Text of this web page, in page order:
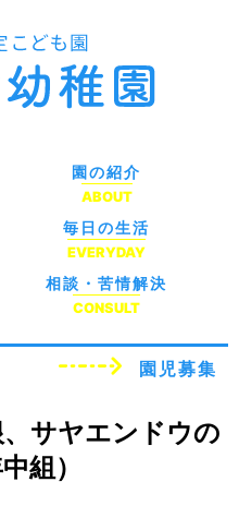
園の紹介
ABOUT
毎日の生活
EVERYDAY
相談・苦情解決
CONSULT
園児募集
サヤエンドウの
組）